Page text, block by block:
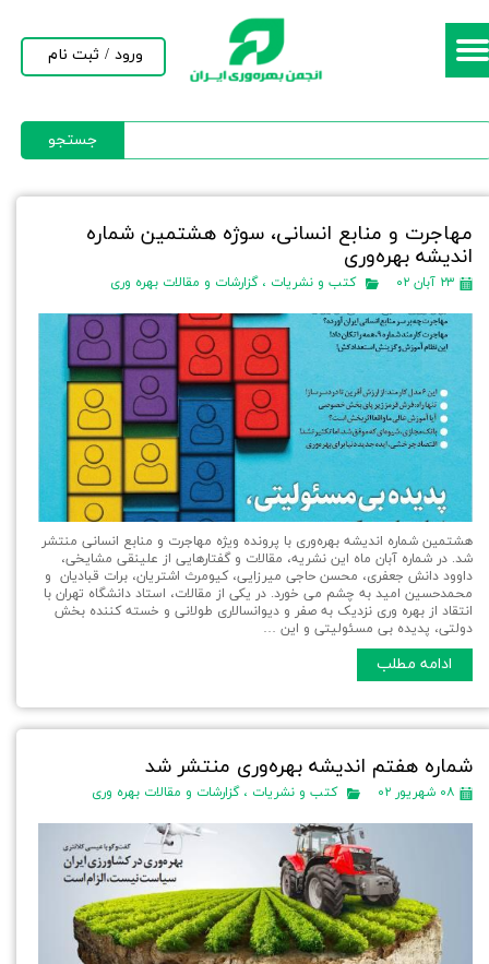
جستجو
ورود / ثبت نام
حساب کاربری من
خروج از حساب کاربری
مهاجرت و منابع انسانی، سوژه هشتمین شماره
اندیشه بهره‌وری
۲۳ آبان ۰۲ کتب و نشریات ،گزارشات و مقالات بهره وری
هشتمین شماره اندیشه بهره‌وری با پرونده ویژه مهاجرت و منابع انسانی منتشر
شد. در شماره آبان ماه این نشریه، مقالات و گفتارهایی از علینقی مشایخی،
داوود دانش جعفری، محسن حاجی میرزایی، کیومرث اشتریان، برات قبادیان و
محمدحسین امید به چشم می خورد. در یکی از مقالات، استاد دانشگاه تهران با
انتقاد از بهره وری نزدیک به صفر و دیوانسالاری طولانی و خسته کننده بخش
دولتی، پدیده بی مسئولیتی و این …
ادامه مطلب
شماره هفتم اندیشه بهره‌وری منتشر شد
۰۸ شهریور ۰۲ کتب و نشریات ،گزارشات و مقالات بهره وری